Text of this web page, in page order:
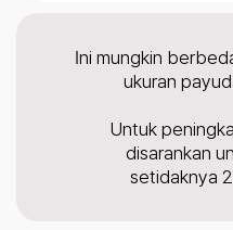
Ini mungkin
ukuran
Untuk
disarankan
setidaknya